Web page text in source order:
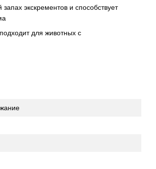
экскрементов и способствует
для животных с